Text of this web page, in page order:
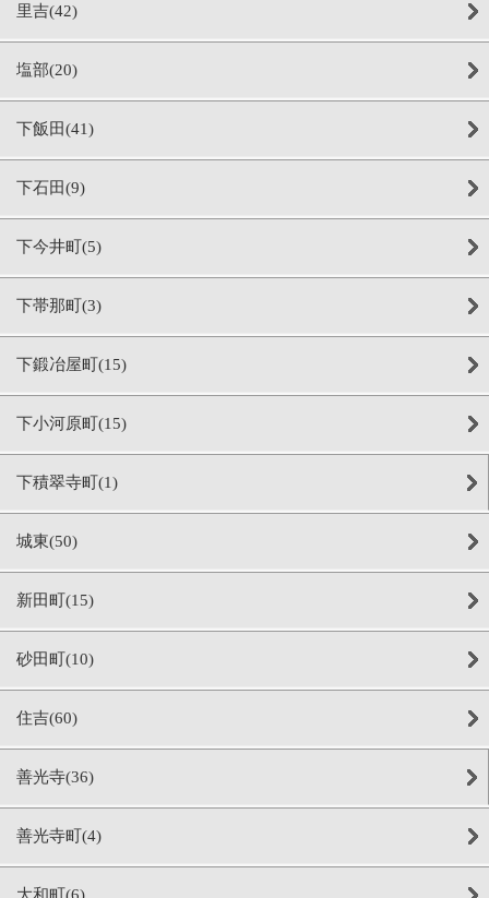
里吉(42)
塩部(20)
下飯田(41)
下石田(9)
下今井町(5)
下帯那町(3)
下鍛冶屋町(15)
下小河原町(15)
下積翠寺町(1)
城東(50)
新田町(15)
砂田町(10)
住吉(60)
善光寺(36)
善光寺町(4)
大和町(6)